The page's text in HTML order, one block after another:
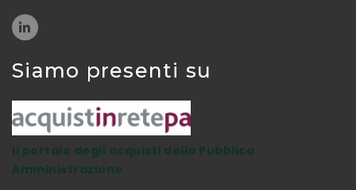
Siamo presenti su
Il portale degli acquisti della Pubblica
Amministrazione